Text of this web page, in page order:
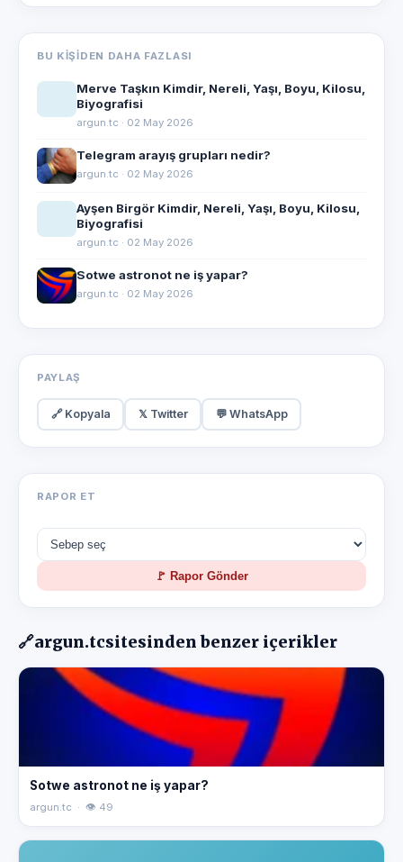
BU KIŞIDEN DAHA FAZLASI
Merve Taşkın Kimdir, Nereli, Yaşı, Boyu, Kilosu,
Biyografisi
argun.tc · 02 May 2026
Telegram arayış grupları nedir?
argun.tc · 02 May 2026
Ayşen Birgör Kimdir, Nereli, Yaşı, Boyu, Kilosu,
Biyografisi
argun.tc · 02 May 2026
Sotwe astronot ne iş yapar?
argun.tc · 02 May 2026
PAYLAŞ
🔗 Kopyala 𝕏 Twitter 💬 WhatsApp
RAPOR ET
🚩 Rapor Gönder
🔗argun.tcsitesinden benzer içerikler
Sotwe astronot ne iş yapar?
argun.tc · 👁 49